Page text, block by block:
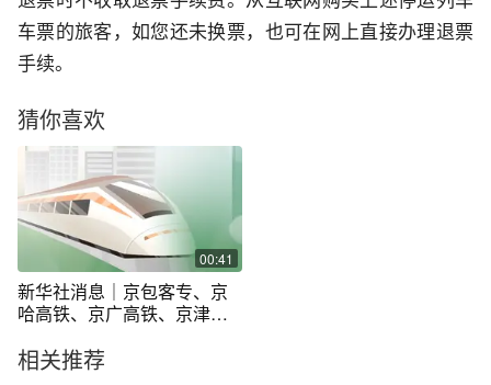
车票的旅客，如您还未换票，也可在网上直接办理退票
手续。
猜你喜欢
00:41
新华社消息｜京包客专、京
哈高铁、京广高铁、京津城
临时停运
相关推荐